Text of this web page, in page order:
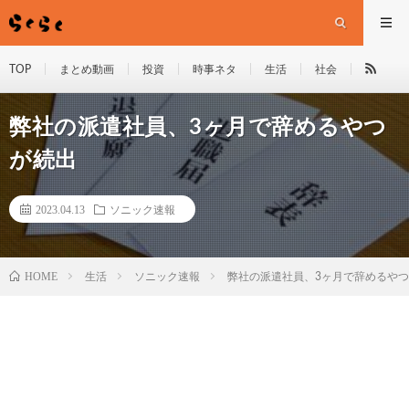
TOP まとめ動画 投資 時事ネタ 生活 社会
弊社の派遣社員、3ヶ月で辞めるやつ
が続出
2023.04.13 ソニック速報
HOME 生活 ソニック速報 弊社の派遣社員、3ヶ月で辞めるや